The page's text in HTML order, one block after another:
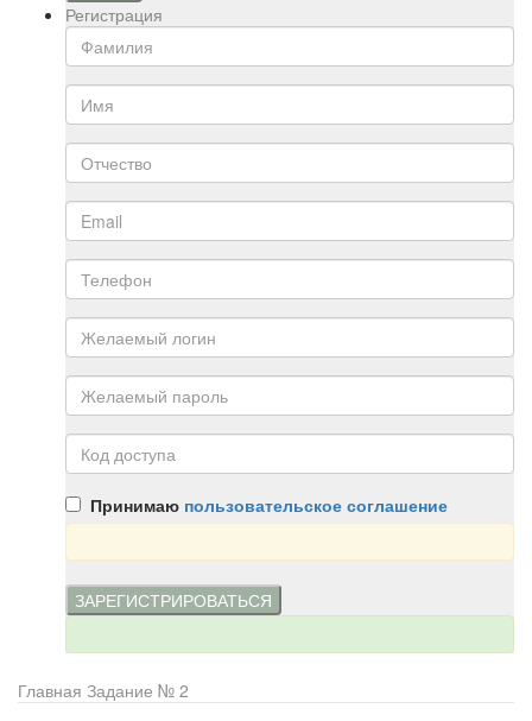
Регистрация
Принимаю пользовательское соглашение
Главная Задание № 2